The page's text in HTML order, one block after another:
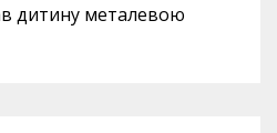
дитину металевою